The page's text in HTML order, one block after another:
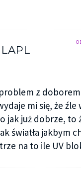
z doborem
mi się, że źle
jak już dobrze, to
światła jakbym
na to ile UV